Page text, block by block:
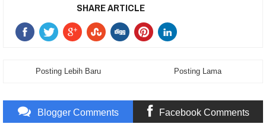
SHARE ARTICLE
Posting Lebih Baru Posting Lama
Blogger Comments Facebook Comments